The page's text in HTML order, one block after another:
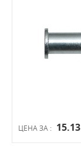
ЦЕНА ЗА : 15.13